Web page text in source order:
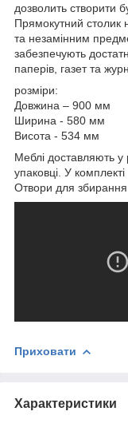
дозволить створити
Прямокутний столик
та незамінним
забезпечують
паперів, газет та
розміри:
Довжина – 900 мм
Ширина - 580 мм
Висота - 534 мм
Меблі доставляють у
упаковці. У
Отвори для збирання
Приховати
Характеристики